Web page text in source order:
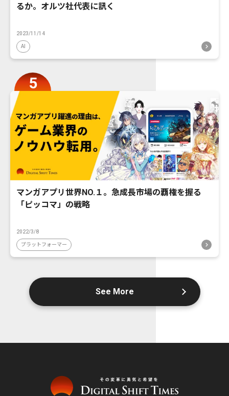
るか。オルツ社代表に訊く
2023/11/14
AI
マンガアプリ世界NO.１。急成長市場の覇権を握る
「ピッコマ」の戦略
2022/3/8
プラットフォーマー
See More